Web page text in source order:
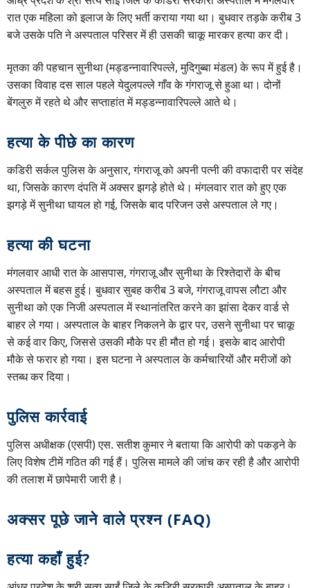
रात एक महिला को इलाज के लिए भर्ती कराया गया था। बुधवार तड़के करीब 3
बजे उसके पति ने अस्पताल परिसर में ही उसकी चाकू मारकर हत्या कर दी।
मृतका की पहचान सुनीथा (मड्डन्नावारिपल्ले, मुदिगुब्बा मंडल) के रूप में हुई है।
उसका विवाह दस साल पहले येदुलपल्ले गाँव के गंगराजू से हुआ था। दोनों
बेंगलुरु में रहते थे और सप्ताहांत में मड्डन्नावारिपल्ले आते थे।
हत्या के पीछे का कारण
कडिरी सर्कल पुलिस के अनुसार, गंगराजू को अपनी पत्नी की वफादारी पर संदेह
था, जिसके कारण दंपति में अक्सर झगड़े होते थे। मंगलवार रात को हुए एक
झगड़े में सुनीथा घायल हो गई, जिसके बाद परिजन उसे अस्पताल ले गए।
हत्या की घटना
मंगलवार आधी रात के आसपास, गंगराजू और सुनीथा के रिश्तेदारों के बीच
अस्पताल में बहस हुई। बुधवार सुबह करीब 3 बजे, गंगराजू वापस लौटा और
सुनीथा को एक निजी अस्पताल में स्थानांतरित करने का झांसा देकर वार्ड से
बाहर ले गया। अस्पताल के बाहर निकलने के द्वार पर, उसने सुनीथा पर चाकू
से कई वार किए, जिससे उसकी मौके पर ही मौत हो गई। इसके बाद आरोपी
मौके से फरार हो गया। इस घटना ने अस्पताल के कर्मचारियों और मरीजों को
स्तब्ध कर दिया।
पुलिस कार्रवाई
पुलिस अधीक्षक (एसपी) एस. सतीश कुमार ने बताया कि आरोपी को पकड़ने के
लिए विशेष टीमें गठित की गई हैं। पुलिस मामले की जांच कर रही है और आरोपी
की तलाश में छापेमारी जारी है।
अक्सर पूछे जाने वाले प्रश्न (FAQ)
हत्या कहाँ हुई?